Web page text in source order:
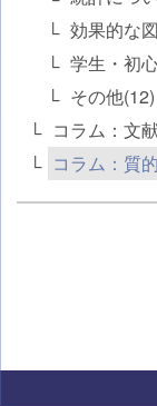
効果的な
学生・初
その他(12)
コラム：文
コラム：質